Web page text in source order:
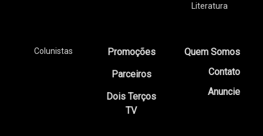
Literatura
Colunistas
Promoções
Parceiros
Dois Terços
TV
Quem Somos
Contato
Anuncie